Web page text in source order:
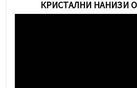
КРИСТАЛНИ НАНИЗИ